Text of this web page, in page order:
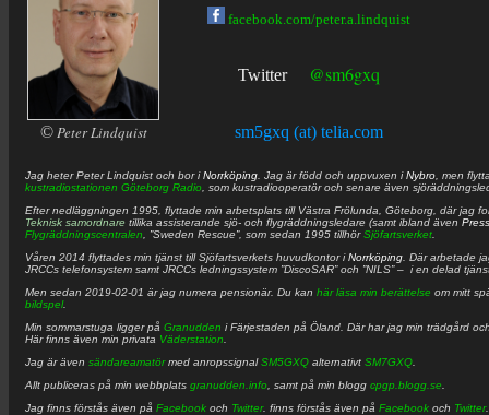
© Peter Lindquist
facebook.com/peter.a.lindquist
Twitter @sm6gxq
sm5gxq (at) telia.com
Jag heterPeter Lindquist och bor iNorrköping . Jag är född och uppvuxen iNybro , men
kustradiostationen Göteborg Radio , som kustradiooperatör och senare även
Efter nedläggningen 1995, flyttade min arbetsplats till Västra Frölunda, Göteborg, där jag
Teknisk samordnare tillika assisterande sjö- och flygräddningsledare (samt ibland även
Flygräddningscentralen , ”Sweden Rescue”, som sedan 1995 tillhörSjöfartsverket
Våren 2014 flyttades min tjänst till Sjöfartsverkets huvudkontor iNorrköping . Där arbetade
JRCCs telefonsystem samt JRCCs ledningssystem ”DiscoSAR” och ”NILS” – i en delad
Men sedan 2019-02-01 är jag numera pensionär. Du kan här läsa min berättelse om mitt
bildspel.
Min sommarstuga ligger på Granudden i Färjestaden på Öland. Där har jag min trädgård
Här finns även min privata Väderstation
Jag är även sändareamatörmed anropssignalSM5GXQ alternativt SM7GXQ
Allt publiceras på min webbplats granudden.info , samt på min blogg cpgp.blogg.se
Jag finns förstås även på Facebook och Twitter. finns förstås även på Facebook och Twitter.